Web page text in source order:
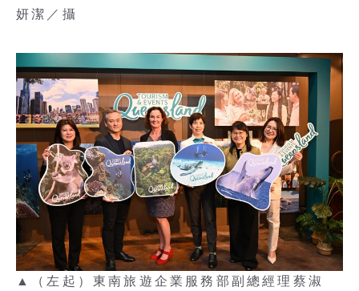
妍潔／攝
▲（左起）東南旅遊企業服務部副總經理蔡淑